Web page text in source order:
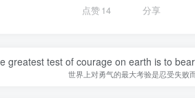
点赞14 分享
greatest test of courage on earth is to
世界上对勇气的最大考验是忍受失败